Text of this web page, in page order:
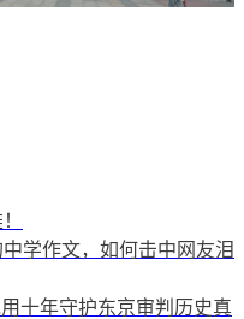
学作文，如何击中网友泪
十年守护东京审判历史真